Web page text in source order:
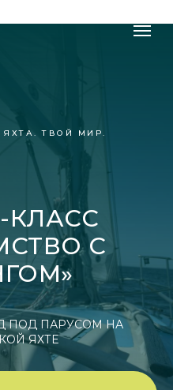
ТВОЙ МИР.
КЛАСС
С
ПОД ПАРУСОМ НА
ЯХТЕ